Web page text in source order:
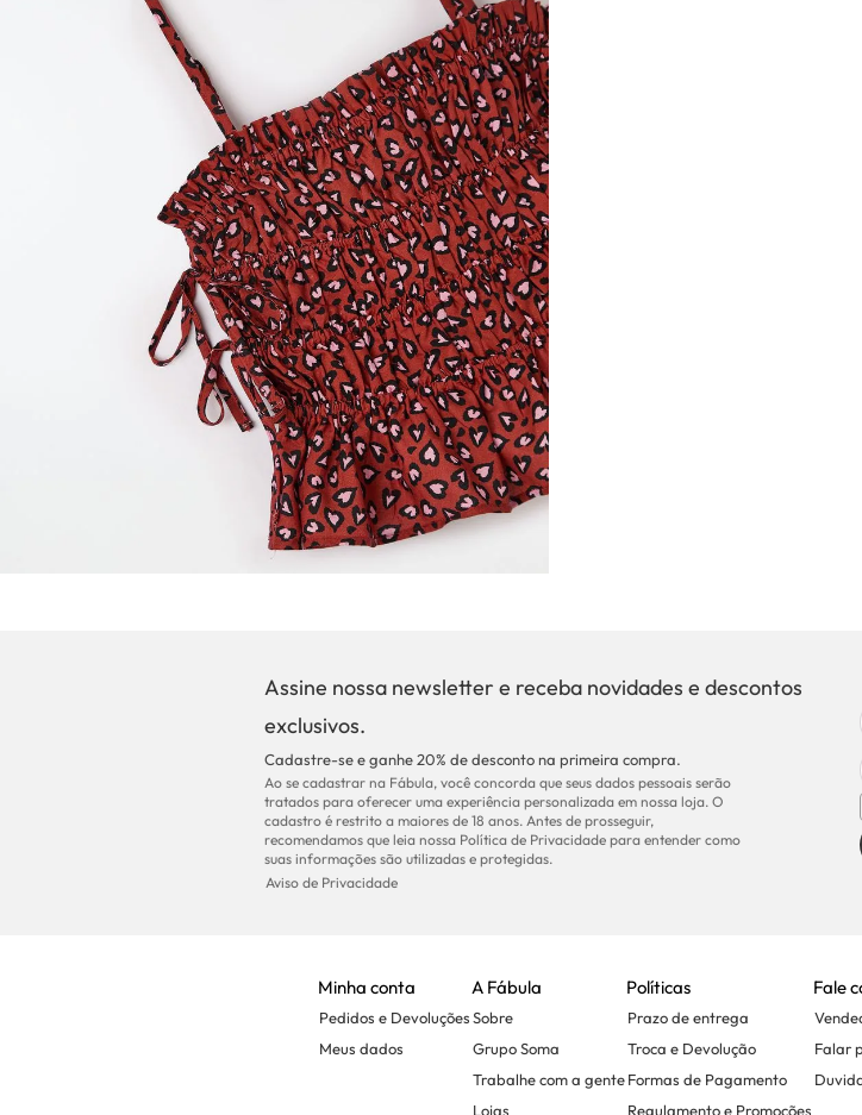
Assine nossa newsletter e receba novidades e descontos
exclusivos.
Cadastre-se e ganhe 20% de desconto na primeira compra.
Ao se cadastrar na Fábula, você concorda que seus dados pessoais serão
tratados para oferecer uma experiência personalizada em nossa loja. O
cadastro é restrito a maiores de 18 anos. Antes de prosseguir,
recomendamos que leia nossa Política de Privacidade para entender como
suas informações são utilizadas e protegidas.
Aviso de Privacidade
Minha conta
Pedidos e Devoluções
Meus dados
A Fábula
Sobre
Grupo Soma
Trabalhe com a gente
Lojas
Políticas
Prazo de entrega
Troca e Devolução
Formas de Pagamento
Regulamento e Promoções
Fale
Falar